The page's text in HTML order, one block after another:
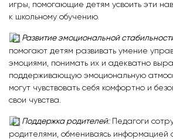
игры, помогающие детям усвоить эти
к школьному обучению.
Развитие эмоциональной
помогают детям развивать умение
эмоциями, понимать их и адекватно
поддерживающую эмоциональную
могут чувствовать себя комфортно и
свои чувства.
Поддержка родителей:Педагоги
родителями, обмениваясь информацией